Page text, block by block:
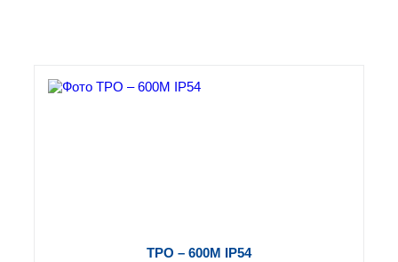
ТРО – 600М IP54